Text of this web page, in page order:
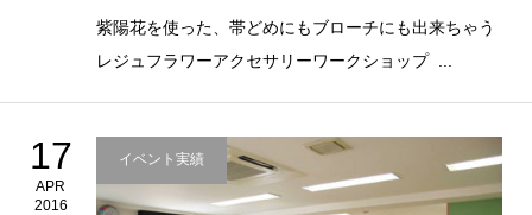
紫陽花を使った、帯どめにもブローチにも出来ちゃう
レジュフラワーアクセサリーワークショップ ...
17
APR
2016
イベント実績